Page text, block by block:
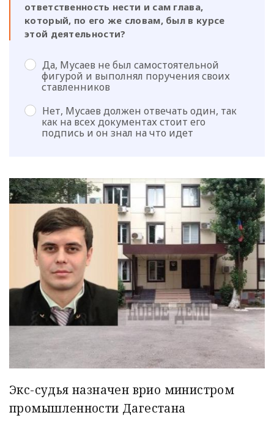
Экс-судья назначен врио министром
промышленности Дагестана
ответственность нести и сам глава,
который, по его же словам, был в курсе
этой деятельности?
Да, Мусаев не был самостоятельной
фигурой и выполнял поручения своих
ставленников
Нет, Мусаев должен отвечать один, так
как на всех документах стоит его
подпись и он знал на что идет